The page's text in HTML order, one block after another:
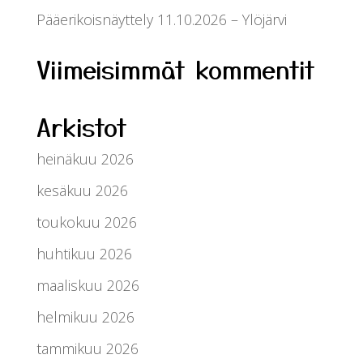
Pääerikoisnäyttely 11.10.2026 – Ylöjärvi
Viimeisimmät kommentit
Arkistot
heinäkuu 2026
kesäkuu 2026
toukokuu 2026
huhtikuu 2026
maaliskuu 2026
helmikuu 2026
tammikuu 2026